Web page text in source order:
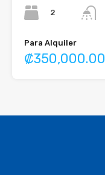
2
Para Alquiler
₡350,000.00